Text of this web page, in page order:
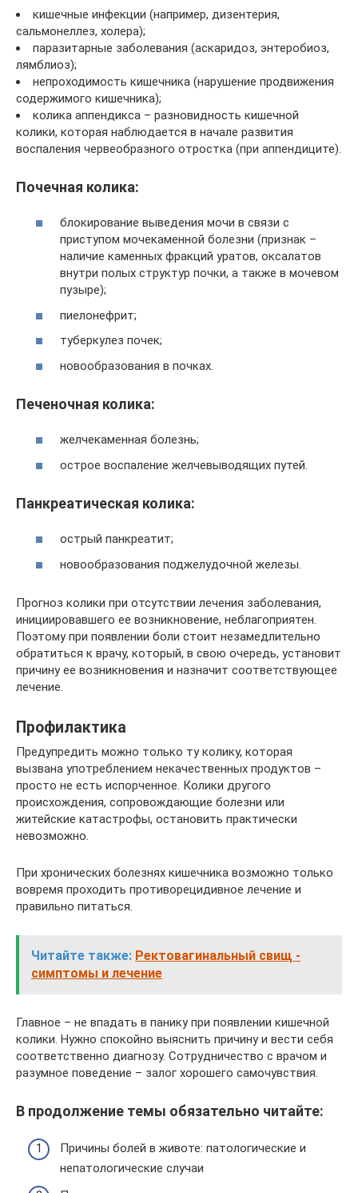
кишечные инфекции (например, дизентерия,
сальмонеллез, холера);
паразитарные заболевания (аскаридоз, энтеробиоз,
лямблиоз);
непроходимость кишечника (нарушение продвижения
содержимого кишечника);
колика аппендикса – разновидность кишечной
колики, которая наблюдается в начале развития
воспаления червеобразного отростка (при аппендиците).
Почечная колика:
блокирование выведения мочи в связи с
приступом мочекаменной болезни (признак –
наличие каменных фракций уратов, оксалатов
внутри полых структур почки, а также в мочевом
пузыре);
пиелонефрит;
туберкулез почек;
новообразования в почках.
Печеночная колика:
желчекаменная болезнь;
острое воспаление желчевыводящих путей.
Панкреатическая колика:
острый панкреатит;
новообразования поджелудочной железы.
Прогноз колики при отсутствии лечения заболевания,
инициировавшего ее возникновение, неблагоприятен.
Поэтому при появлении боли стоит незамедлительно
обратиться к врачу, который, в свою очередь, установит
причину ее возникновения и назначит соответствующее
лечение.
Профилактика
Предупредить можно только ту колику, которая
вызвана употреблением некачественных продуктов –
просто не есть испорченное. Колики другого
происхождения, сопровождающие болезни или
житейские катастрофы, остановить практически
невозможно.
При хронических болезнях кишечника возможно только
вовремя проходить противорецидивное лечение и
правильно питаться.
Читайте также: Ректовагинальный свищ -
симптомы и лечение
Главное – не впадать в панику при появлении кишечной
колики. Нужно спокойно выяснить причину и вести себя
соответственно диагнозу. Сотрудничество с врачом и
разумное поведение – залог хорошего самочувствия.
В продолжение темы обязательно читайте:
Причины болей в животе: патологические и
непатологические случаи